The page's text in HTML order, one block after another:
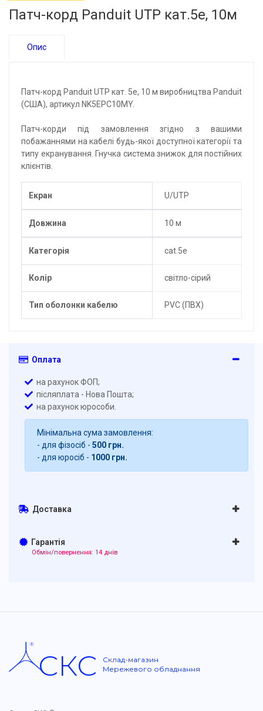
Патч-корд Panduit UTP кат.5e, 10м
Опис
Патч-корд Panduit UTP кат. 5e, 10 м виробництва Panduit
(США), артикул NK5EPC10MY.
Патч-корди під замовлення згідно з вашими
побажаннями на кабелі будь-якої доступної категорії та
типу екранування. Гнучка система знижок для постійних
клієнтів.
Екран U/UTP
Довжина 10 м
Категорія cat.5e
Колір світло-сірий
Тип оболонки кабелю PVC (ПВХ)
Оплата
на рахунок ФОП;
післяплата - Нова Пошта;
на рахунок юрособи.
Мінімальна сума замовлення:
- для фізосіб - 500 грн.
- для юросіб - 1000 грн.
Доставка
Гарантія
Обмін/повернення: 14 днів
СКС
Склад-магазин
Мережевого обладнання